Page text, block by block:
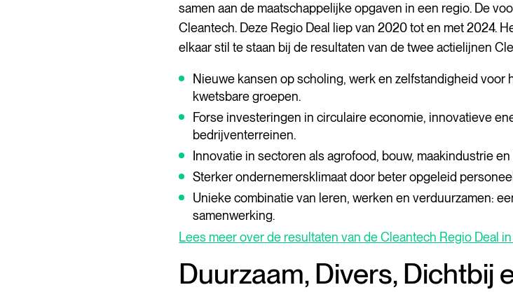
samen aan de maatschappelijke opgaven in een regio. De
Cleantech. Deze Regio Deal liep van 2020 tot en met 2024.
elkaar stil te staan bij de resultaten van de twee actielijnen
Nieuwe kansen op scholing, werk en zelfstandigheid
kwetsbare groepen.
Forse investeringen in circulaire economie, innovatieve
bedrijventerreinen.
Innovatie in sectoren als agrofood, bouw, maakindustrie
Sterker ondernemersklimaat door beter opgeleid
Unieke combinatie van leren, werken en verduurzamen:
samenwerking.
Lees meer over de resultaten van de Cleantech Regio Deal
Duurzaam, Divers, Dichtbij